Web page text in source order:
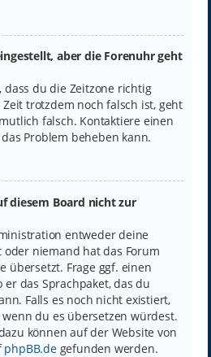
aber die Forenuhr geht
du die Zeitzone richtig
trotzdem noch falsch ist, geht
falsch. Kontaktiere einen
Problem beheben kann.
diesem Board nicht zur
entweder deine
niemand hat das Forum
übersetzt. Frage ggf. einen
das Sprachpaket, das du
Falls es noch nicht existiert,
du es übersetzen würdest.
können auf der Website von
phpBB.degefunden werden.